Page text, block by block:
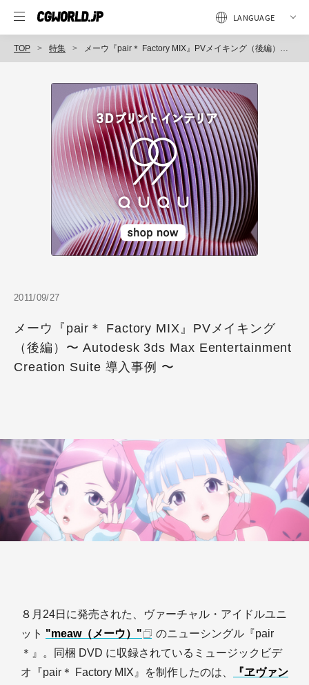
TOP 特集 メーウ『pair＊ Factory MIX』PVメイキング（後編）〜 Autodesk 3ds Max Eentertainment Creation Suite 導入事例 〜
2011/09/27
メーウ『pair＊ Factory MIX』PVメイキング
（後編）〜 Autodesk 3ds Max Eentertainment
Creation Suite 導入事例 〜
８月24日に発売された、ヴァーチャル・アイドルユニ
ット "meaw（メーウ）"
のニューシングル『pair
＊』。同梱 DVD に収録されているミュージックビデ
オ『pair＊ Factory MIX』を制作したのは、
『ヱヴァン